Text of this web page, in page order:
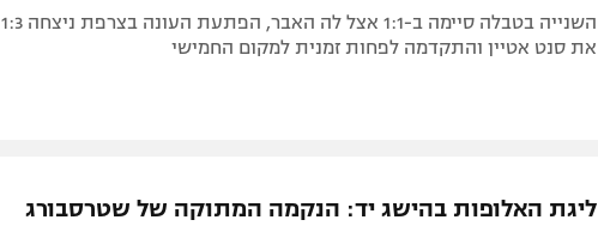
השנייה בטבלה סיימה ב-1:1 אצל לה האבר, הפתעת העונה בצרפת ניצחה 1:3
את סנט אטיין והתקדמה לפחות זמנית למקום החמישי
ליגת האלופות בהישג יד: הנקמה המתוקה של שטרסבורג